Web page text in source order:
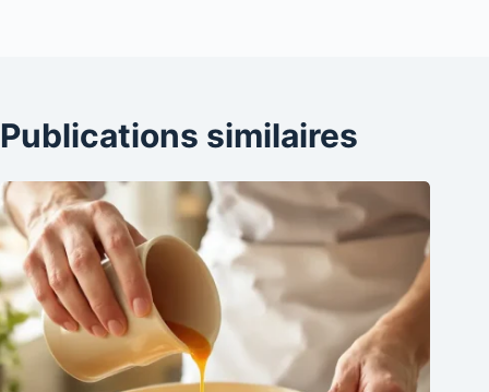
Publications similaires